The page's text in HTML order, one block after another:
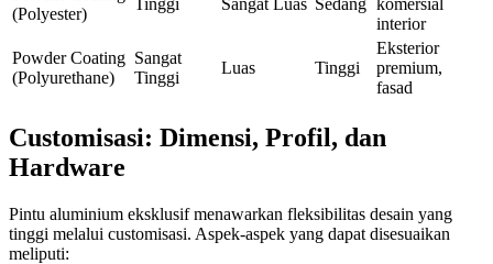
(Polyester)
interior
Powder Coating
(Polyurethane)
Sangat
Tinggi
Luas Tinggi
Eksterior
premium,
fasad
Customisasi: Dimensi, Profil, dan
Hardware
Pintu aluminium eksklusif menawarkan fleksibilitas desain yang
tinggi melalui customisasi. Aspek-aspek yang dapat disesuaikan
meliputi: